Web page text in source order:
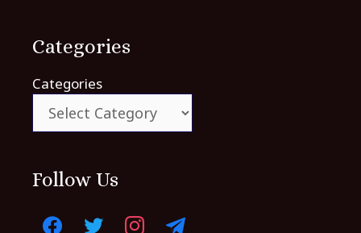
Categories
Categories
Follow Us